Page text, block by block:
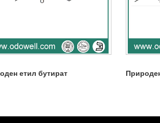
етил бутират